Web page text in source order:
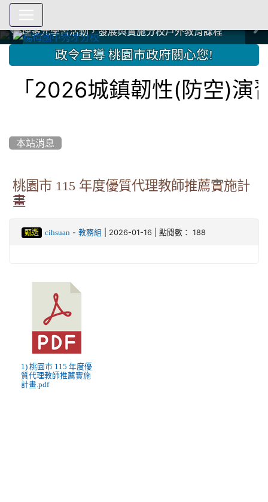
中國信託商業銀行 2023.04.22 愛傳球計畫
中國信託商業銀行 2023.04.22 愛傳球計畫
辦理多元學習活動，發展與實施分校戶外教育課程
辦理多元學習活動，發展與實施分校戶外教育課程
爭取社會資源，傳愛與溫暖：2024.3.19 桃園市家長會與桃
園女子美容商業童也工會義剪活動
爭取社會資源，傳愛與溫暖：2024.3.19 桃園市家長會與桃
園女子美容商業童也工會義剪活動
112學年度畢業學生與師長合照
112學年度畢業學生與師長合照
辦理多元學習活動，發展與實施分校戶外教育課程
辦理多元學習活動，發展與實施分校戶外教育課程
爭取社會資源，傳愛與溫暖：110.12.22 國際獅子會與本校
師生歲末感恩活動
爭取社會資源，傳愛與溫暖：110.12.22 國際獅子會與本校
師生歲末感恩活動
爭取社會資源，傳愛與溫暖：110.12.22 國際獅子會贈送本
校學生耶誕禮物
爭取社會資源，傳愛與溫暖：110.12.22 國際獅子會贈送本
校學生耶誕禮物
112.9.27參觀客家博覽會
112.9.27參觀客家博覽會
2023.12.27 國際獅子會贈送本校學生耶誕禮物
2023.12.27 國際獅子會贈送本校學生耶誕禮物
2023.12.27 國際獅子會贊助本校學生獎助學金
2023.12.27 國際獅子會贊助本校學生獎助學金
2023.12.27 聖誕感恩歌謠競賽；本校師生與國際獅子會獅
兄、師姐同樂
2023.12.27 聖誕感恩歌謠競賽；本校師生與國際獅子會獅
兄、師姐同樂
建置優質學習空間；合作互惠，建立良善公共關係
建置優質學習空間；合作互惠，建立良善公共關係
::: 政令宣導 桃園市政府關心您!
2026城鎮韌性(防空)演
本站消息
桃園市 115 年度優質代理教師推薦實施計
畫
甄選 cihsuan- 教務組 | 2026-01-16 | 點閱數： 188
1) 桃園市 115 年度優
質代理教師推薦實施
計畫.pdf